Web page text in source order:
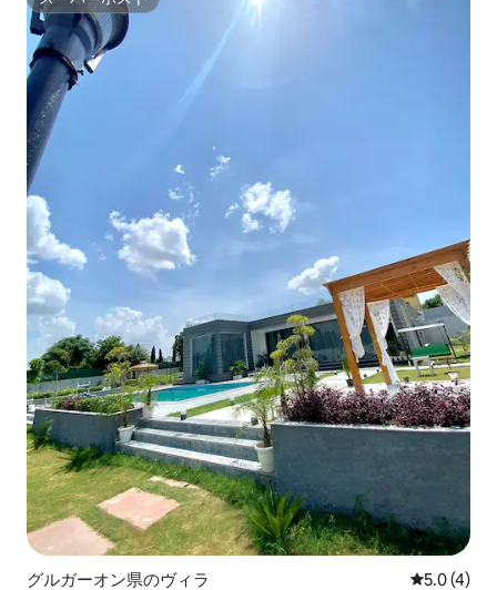
スーパーホスト
グルガーオン県のヴィラ レビュー4
5.0 (4)